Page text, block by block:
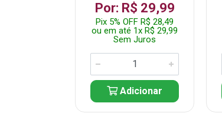
Por: R$ 29,99
Pix 5% OFF R$ 28,49
ou em até 1x R$ 29,99
Sem Juros
Adicionar